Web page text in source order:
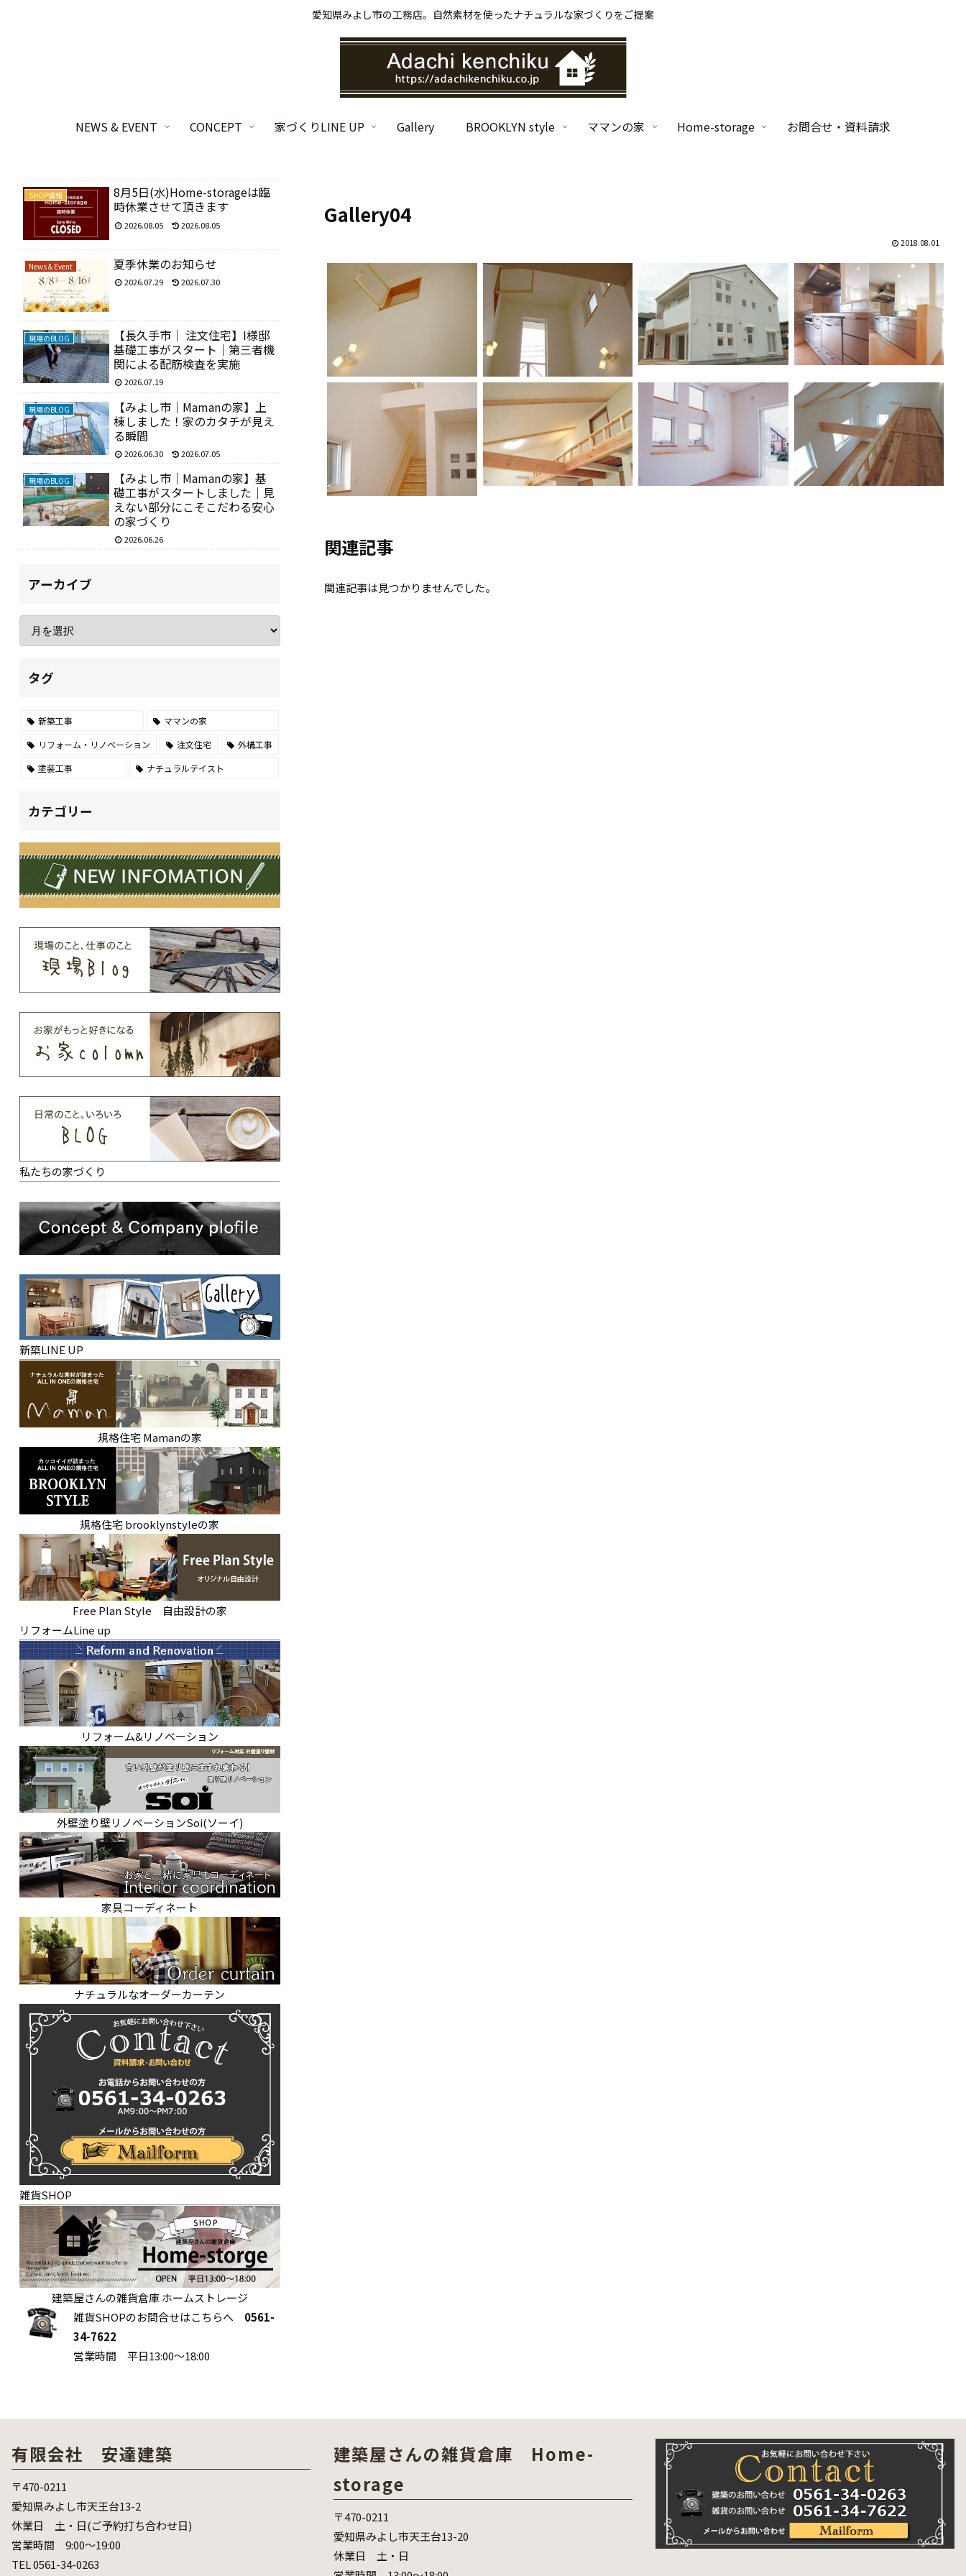
愛知県みよし市の工務店。自然素材を使ったナチュラルな家づくりをご提案
NEWS & EVENT CONCEPT 家づくりLINE UP Gallery BROOKLYN style ママンの家 Home-storage お問合せ・資料請求
Gallery04
2018.08.01
関連記事
関連記事は見つかりませんでした。
SHOP情報
8月5日(水)Home-storageは臨
時休業させて頂きます
2026.08.05 2026.08.05
News & Event 夏季休業のお知らせ
2026.07.29 2026.07.30
現場のBLOG
【長久手市｜ 注文住宅】I様邸
基礎工事がスタート｜第三者機
関による配筋検査を実施
2026.07.19
現場のBLOG
【みよし市｜Mamanの家】上
棟しました！家のカタチが見え
る瞬間
2026.06.30 2026.07.05
現場のBLOG
【みよし市｜Mamanの家】基
礎工事がスタートしました｜見
えない部分にこそこだわる安心
の家づくり
2026.06.26
アーカイブ
タグ
新築工事
ママンの家
リフォーム・リノベーション
注文住宅
外構工事
塗装工事
ナチュラルテイスト
カテゴリー
私たちの家づくり
新築LINE UP
規格住宅 Mamanの家
規格住宅 brooklynstyleの家
Free Plan Style 自由設計の家
リフォームLine up
リフォーム&リノベーション
外壁塗り壁リノベーションSoi(ソーイ)
家具コーディネート
ナチュラルなオーダーカーテン
雑貨SHOP
建築屋さんの雑貨倉庫 ホームストレージ
雑貨SHOPのお問合せはこちらへ 0561-
34-7622
営業時間 平日13:00～18:00
有限会社 安達建築
〒470-0211
愛知県みよし市天王台13-2
休業日 土・日(ご予約打ち合わせ日)
営業時間 9:00～19:00
TEL 0561-34-0263
建築屋さんの雑貨倉庫 Home-
storage
〒470-0211
愛知県みよし市天王台13-20
休業日 土・日